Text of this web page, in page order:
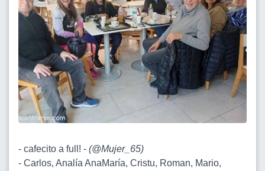
- cafecito a full! - (@Mujer_65)
- Carlos, Analía AnaMaría, Cristu, Roman, Mario,